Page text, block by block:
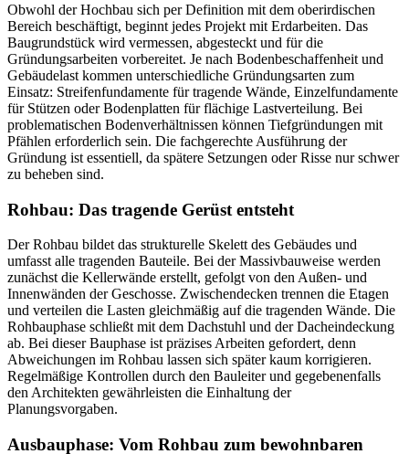
Obwohl der Hochbau sich per Definition mit dem oberirdischen
Bereich beschäftigt, beginnt jedes Projekt mit Erdarbeiten. Das
Baugrundstück wird vermessen, abgesteckt und für die
Gründungsarbeiten vorbereitet. Je nach Bodenbeschaffenheit und
Gebäudelast kommen unterschiedliche Gründungsarten zum
Einsatz: Streifenfundamente für tragende Wände, Einzelfundamente
für Stützen oder Bodenplatten für flächige Lastverteilung. Bei
problematischen Bodenverhältnissen können Tiefgründungen mit
Pfählen erforderlich sein. Die fachgerechte Ausführung der
Gründung ist essentiell, da spätere Setzungen oder Risse nur schwer
zu beheben sind.
Rohbau: Das tragende Gerüst entsteht
Der Rohbau bildet das strukturelle Skelett des Gebäudes und
umfasst alle tragenden Bauteile. Bei der Massivbauweise werden
zunächst die Kellerwände erstellt, gefolgt von den Außen- und
Innenwänden der Geschosse. Zwischendecken trennen die Etagen
und verteilen die Lasten gleichmäßig auf die tragenden Wände. Die
Rohbauphase schließt mit dem Dachstuhl und der Dacheindeckung
ab. Bei dieser Bauphase ist präzises Arbeiten gefordert, denn
Abweichungen im Rohbau lassen sich später kaum korrigieren.
Regelmäßige Kontrollen durch den Bauleiter und gegebenenfalls
den Architekten gewährleisten die Einhaltung der
Planungsvorgaben.
Ausbauphase: Vom Rohbau zum bewohnbaren